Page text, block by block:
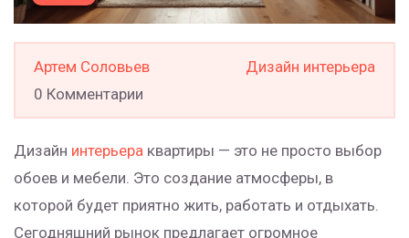
Артем Соловьев
Дизайн интерьера
0 Комментарии
Дизайн интерьера квартиры — это не просто выбор
обоев и мебели. Это создание атмосферы, в
которой будет приятно жить, работать и отдыхать.
Сегодняшний рынок предлагает огромное